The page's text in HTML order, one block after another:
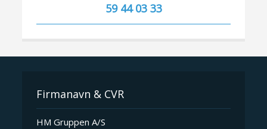
59 44 03 33​
Firmanavn & CVR​
​HM Gruppen A/S